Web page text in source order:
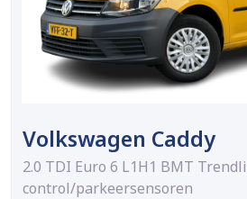
Volkswagen Caddy
2.0 TDI Euro 6 L1H1 BMT
control/parkeersensoren